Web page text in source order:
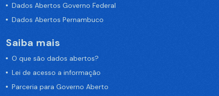
Dados Abertos Governo Federal
Dados Abertos Pernambuco
Saiba mais
O que são dados abertos?
Lei de acesso a informação
Parceria para Governo Aberto